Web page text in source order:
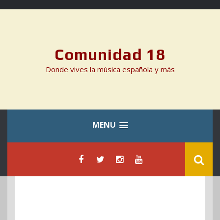
Comunidad 18
Donde vives la música española y más
MENU